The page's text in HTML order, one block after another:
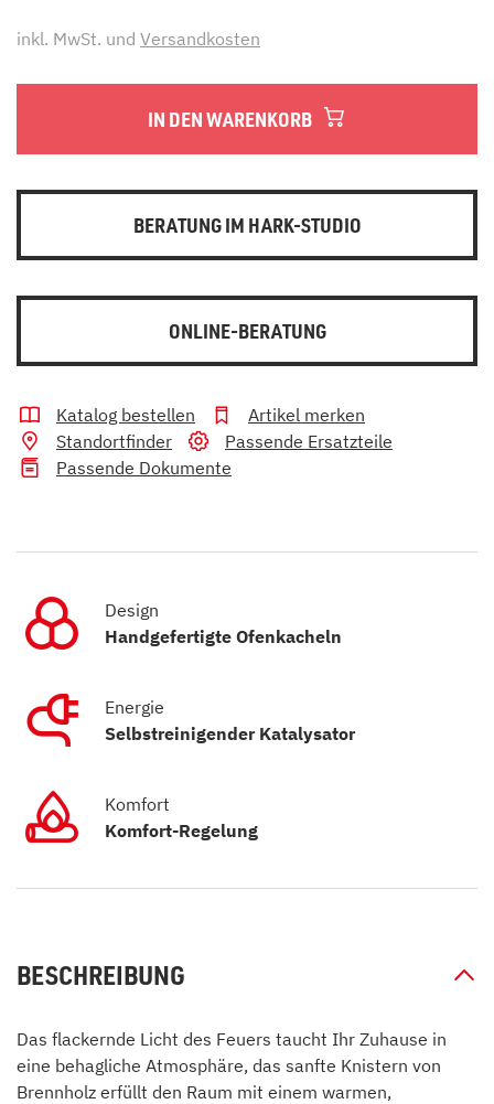
inkl. MwSt. und Versandkosten
IN DEN WARENKORB
BERATUNG IM HARK-STUDIO
ONLINE-BERATUNG
Katalog bestellen
Artikel merken
Standortfinder
Passende Ersatzteile
Passende Dokumente
Design
Handgefertigte Ofenkacheln
Energie
Selbstreinigender Katalysator
Komfort
Komfort-Regelung
BESCHREIBUNG
Das flackernde Licht des Feuers taucht Ihr Zuhause in
eine behagliche Atmosphäre, das sanfte Knistern von
Brennholz erfüllt den Raum mit einem warmen,